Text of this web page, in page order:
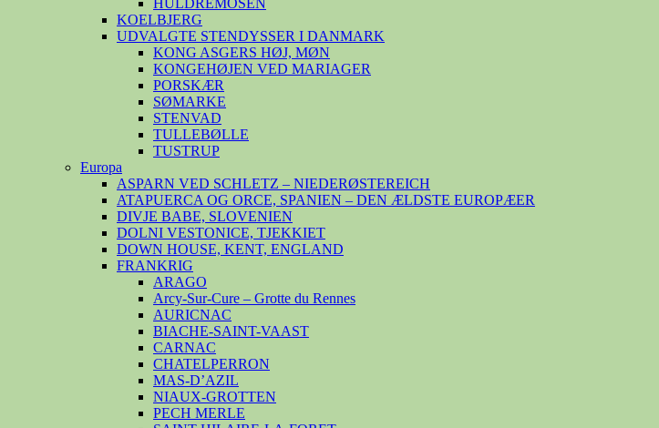
KOELBJERG
UDVALGTE STENDYSSER I DANMARK
KONG ASGERS HØJ, MØN
KONGEHØJEN VED MARIAGER
PORSKÆR
SØMARKE
STENVAD
TULLEBØLLE
TUSTRUP
Europa
ASPARN VED SCHLETZ – NIEDERØSTEREICH
ATAPUERCA OG ORCE, SPANIEN – DEN ÆLDSTE EUROPÆER
DIVJE BABE, SLOVENIEN
DOLNI VESTONICE, TJEKKIET
DOWN HOUSE, KENT, ENGLAND
FRANKRIG
ARAGO
Arcy-Sur-Cure – Grotte du Rennes
AURICNAC
BIACHE-SAINT-VAAST
CARNAC
CHATELPERRON
MAS-D’AZIL
NIAUX-GROTTEN
PECH MERLE